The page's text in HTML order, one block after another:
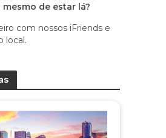
de estar lá?
com nossos iFriends e
local.